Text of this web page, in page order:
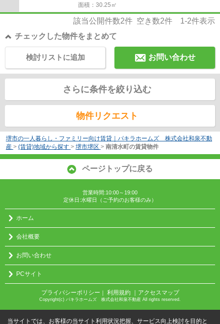
面積：30.25㎡
該当公開件数2件 空き数2件 1-2件表示
チェックした物件をまとめて
お問い合わせ
検討リストに追加
さらに条件を絞り込む
物件リクエスト
堺市の一人暮らし・ファミリー向け賃貸｜パキラホームズ 株式会社和泉不動
産 > (賃貸)地域から探す > 堺市堺区 > 南清水町の賃貸物件
ページトップに戻る
営業時間:10:00～19:00
定休日:水曜日（ご予約のお客様のみ）
ホーム
会社概要
お問い合わせ
PCサイト
プライバシーポリシー ｜ 利用規約 ｜アクセスマップ
Copyright(c) パキラホームズ 株式会社和泉不動産 All rights reserved.
当サイトでは、お客様の当サイト利用状況把握、サービス向上検討を目的と